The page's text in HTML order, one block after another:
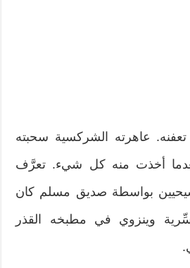
عاهرته الشركسية سحبته
أخذت منه كل شيء. تعرَّف
بواسطة صديق مسلم كان
وينزوي في مطبخه القذر